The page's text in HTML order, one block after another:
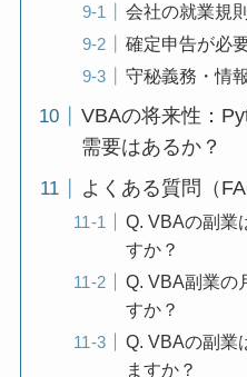
会社の就業規
確定申告が必
守秘義務・情
VBAの将来性：
需要はあるか？
よくある質問（
Q. VBAの副業
すか？
Q. VBA副業の
すか？
Q. VBAの副業
ますか？